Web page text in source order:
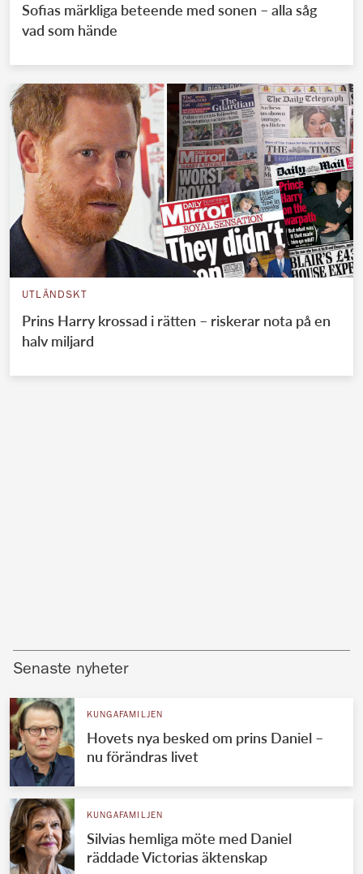
Sofias märkliga beteende med sonen – alla såg
vad som hände
UTLÄNDSKT
Prins Harry krossad i rätten – riskerar nota på en
halv miljard
Senaste nyheter
KUNGAFAMILJEN
Hovets nya besked om prins Daniel –
nu förändras livet
KUNGAFAMILJEN
Silvias hemliga möte med Daniel
räddade Victorias äktenskap